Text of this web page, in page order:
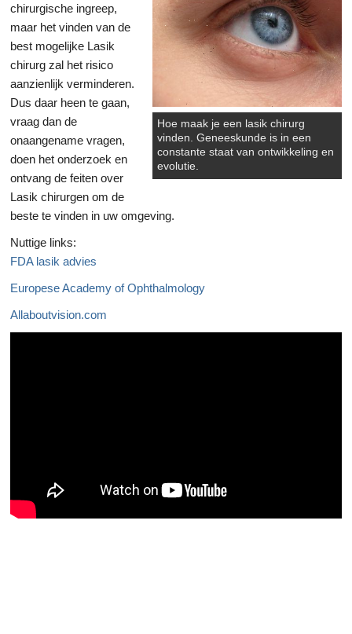
Hoe maak je een lasik chirurg
vinden. Geneeskunde is in een
constante staat van ontwikkeling en
evolutie.
chirurgische ingreep,
maar het vinden van de
best mogelijke Lasik
chirurg zal het risico
aanzienlijk verminderen.
Dus daar heen te gaan,
vraag dan de
onaangename vragen,
doen het onderzoek en
ontvang de feiten over
Lasik chirurgen om de
beste te vinden in uw omgeving.
Nuttige links:
FDA lasik advies
Europese Academy of Ophthalmology
Allaboutvision.com